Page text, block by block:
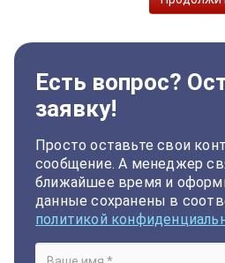
Есть вопрос?
заявку!
Просто оставьте свои
сообщение. А менеджер
ближайшее время и
данные сохранены в
политикой